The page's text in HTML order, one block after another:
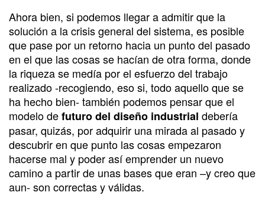
Ahora bien, si podemos llegar a admitir que la
solución a la crisis general del sistema, es posible
que pase por un retorno hacia un punto del pasado
en el que las cosas se hacían de otra forma, donde
la riqueza se medía por el esfuerzo del trabajo
realizado -recogiendo, eso si, todo aquello que se
ha hecho bien- también podemos pensar que el
modelo defuturo del diseño industrial debería
pasar, quizás, por adquirir una mirada al pasado y
descubrir en que punto las cosas empezaron
hacerse mal y poder así emprender un nuevo
camino a partir de unas bases que eran –y creo que
aun- son correctas y válidas.